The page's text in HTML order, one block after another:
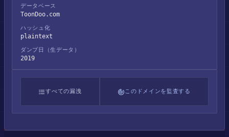
データベース
ToonDoo.com
ハッシュ化
plaintext
ダンプ日（生データ）
2019
すべての漏洩 このドメインを監査する